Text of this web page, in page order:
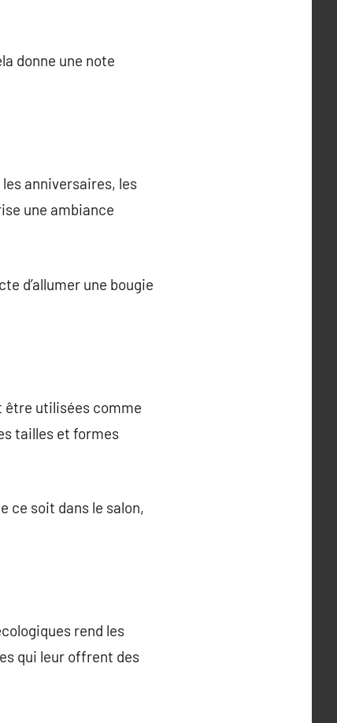
donne une note
anniversaires, les
une ambiance
d’allumer une bougie
être utilisées comme
tailles et formes
ce soit dans le salon,
rend les
qui leur offrent des